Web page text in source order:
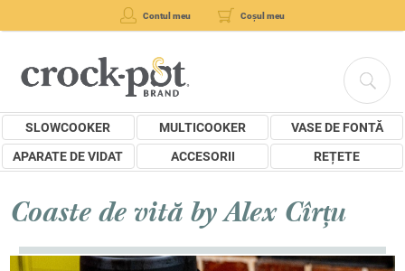
Contul meu Coșul meu
SLOWCOOKER MULTICOOKER
VASE DE FONTĂ
APARATE DE VIDAT
ACCESORII REȚETE
Coaste de vită by Alex Cîrțu